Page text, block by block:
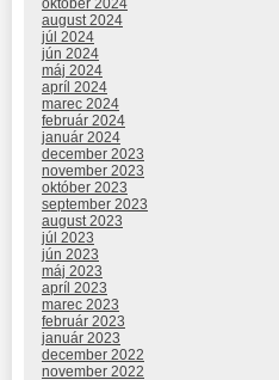
október 2024
august 2024
júl 2024
jún 2024
máj 2024
apríl 2024
marec 2024
február 2024
január 2024
december 2023
november 2023
október 2023
september 2023
august 2023
júl 2023
jún 2023
máj 2023
apríl 2023
marec 2023
február 2023
január 2023
december 2022
november 2022